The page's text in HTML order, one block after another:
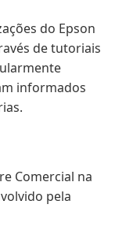
do Epson
de tutoriais
informados
Comercial na
pela